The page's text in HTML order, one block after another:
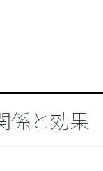
係と効果